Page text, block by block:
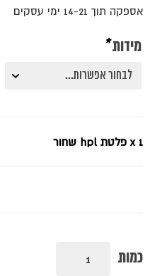
אספקה תוך 14-21 ימי עסקים
מידות*
x 1פלטת hpl שחור
כמות